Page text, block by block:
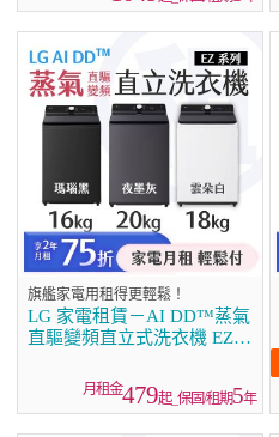
旗艦家電用租得更輕鬆！
LG 家電租賃－AI DD™蒸氣
直驅變頻直立式洗衣機 EZ系
479起_保固/租期5年